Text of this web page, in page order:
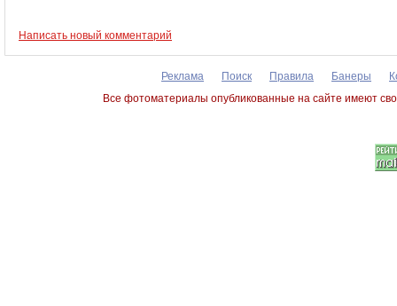
Написать новый комментарий
Реклама Поиск Правила Банеры
Все фотоматериалы опубликованные на сайте имеют